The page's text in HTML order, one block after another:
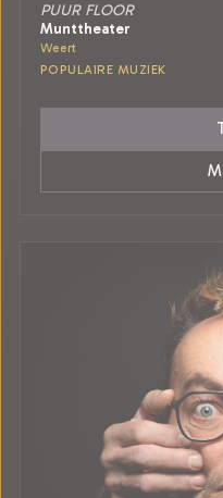
PUUR FLOOR
Munttheater
Weert
POPULAIRE MUZIEK